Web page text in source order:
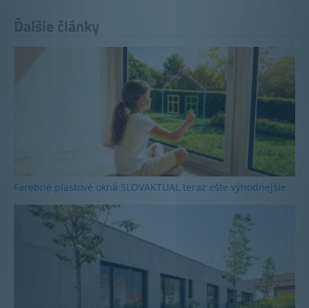
Ďalšie články
Farebné plastové okná SLOVAKTUAL teraz ešte výhodnejšie